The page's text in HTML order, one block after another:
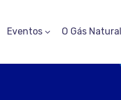
Eventos O Gás Natural